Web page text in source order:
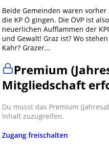
Beide Gemeinden waren vorher
die KP Ö gingen. Die ÖVP ist
neuerlichen Aufflammen der
und Gewalt! Graz ist? Wo
Kahr? Grazer…
Premium
Mitgliedschaft
Du musst das Premium
Inhalt zuzugreifen.
Zugang freischalten